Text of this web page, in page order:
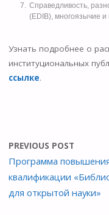
Справедливость,
(EDIB), многоязычие и
Узнать подробнее о
институциональных
ссылке.
PREVIOUS POST
Программа
квалификации
для открытой науки»